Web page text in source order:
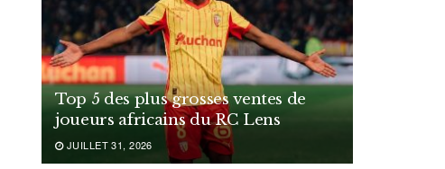
Top 5 des plus grosses ventes de
joueurs africains du RC Lens
JUILLET 31, 2026